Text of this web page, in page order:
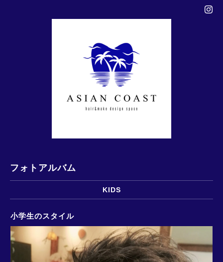
フォトアルバム
KIDS
小学生のスタイル